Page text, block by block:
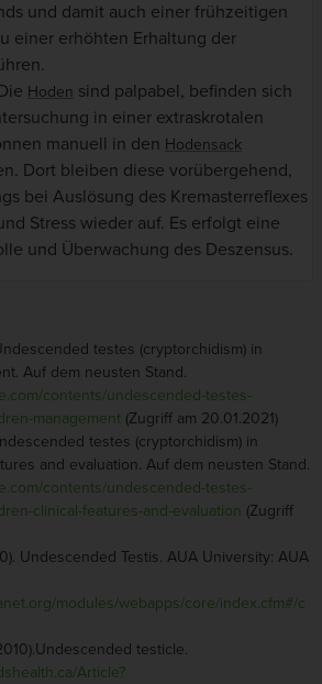
und damit auch einer frühzeitigen
einer erhöhten Erhaltung der
Hoden sind palpabel, befinden sich
in einer extraskrotalen
manuell in den Hodensack
Dort bleiben diese vorübergehend,
bei Auslösung des Kremasterreflexes
Stress wieder auf. Es erfolgt eine
und Überwachung des Deszensus.
testes (cryptorchidism) in
Auf dem neusten Stand.
contents/undescended-testes-
management (Zugriff am 20.01.2021)
testes (cryptorchidism) in
and evaluation. Auf dem neusten Stand.
contents/undescended-testes-
clinical-features-and-evaluation (Zugriff
Undescended Testis. AUA University: AUA
modules/webapps/core/index.cfm#/c
testicle.
Article?